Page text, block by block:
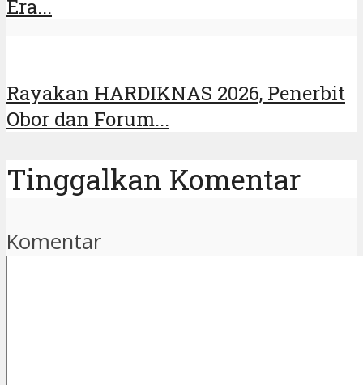
Era...
Rayakan HARDIKNAS 2026, Penerbit
Obor dan Forum...
Tinggalkan Komentar
Komentar